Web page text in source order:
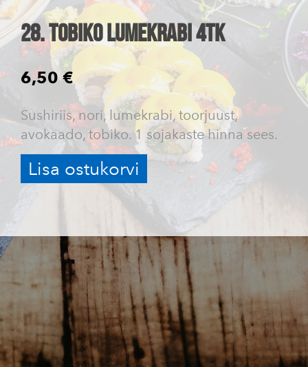
28. Tobiko lumekrabi 4tk
6,50 €
Sushiriis, nori, lumekrabi, toorjuust,
avokaado, tobiko. 1 sojakaste hinna sees.
Lisa ostukorvi